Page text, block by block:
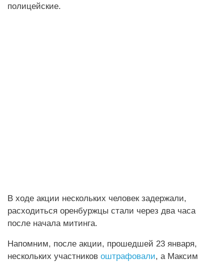
полицейские.
В ходе акции нескольких человек задержали,
расходиться оренбуржцы стали через два часа
после начала митинга.
Напомним, после акции, прошедшей 23 января,
нескольких участников оштрафовали, а Максим